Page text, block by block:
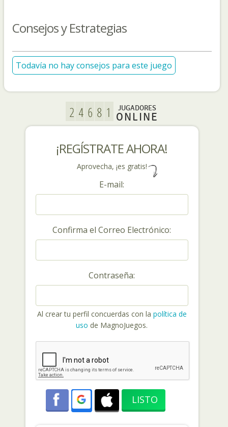
Consejos y Estrategias
Todavía no hay consejos para este juego
JUGADORES
ONLINE
¡REGÍSTRATE AHORA!
Aprovecha, ¡es gratis!
E-mail:
Confirma el Correo Electrónico:
Contraseña:
Al crear tu perfil concuerdas con la política de
uso de MagnoJuegos.